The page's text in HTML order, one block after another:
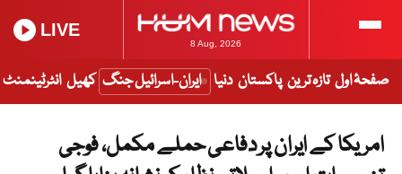
8 Aug, 2026
LIVE
صفحۂ اول تازہ ترین پاکستان دنیا ایران-اسرائیل جنگ کھیل انٹرٹینمنٹ
امریکا کے ایران پر دفاعی حملے مکمل، فوجی